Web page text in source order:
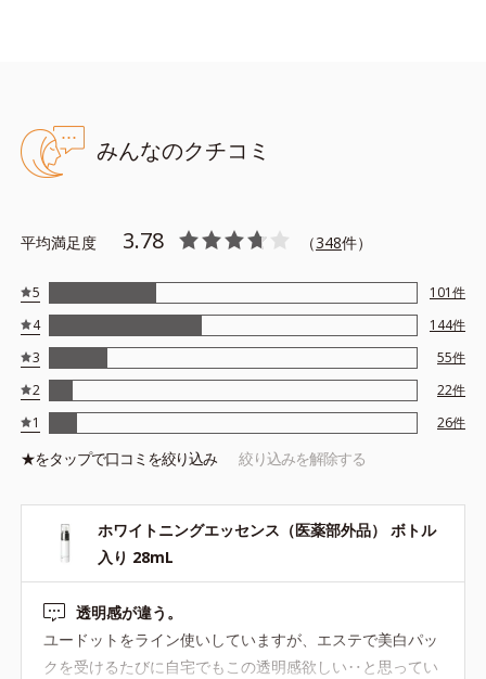
*1：３－Ｏ－エチルアスコルビン酸 *2：グリチルリチン酸２K
*3：ヒメフウロエキス、スターフルーツ葉エキス *4：加水分解コ
ことではありません。
みんなのクチコミ
平均満足度 3.78 （348件）
5 101件
4
144件
3
55件
2
22件
1
26件
★をタップで口コミを絞り込み 絞り込みを解除する
ホワイトニングエッセンス（医薬部外品） ボトル
入り 28mL
透明感が違う。
ユードットをライン使いしていますが、エステで美白パッ
クを受けるたびに自宅でもこの透明感欲しい‥と思ってい